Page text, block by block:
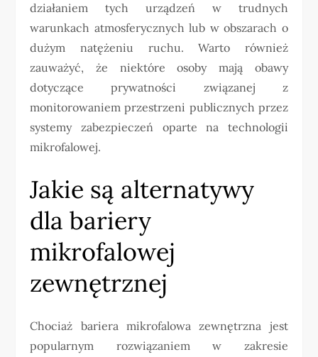
działaniem tych urządzeń w trudnych
warunkach atmosferycznych lub w obszarach o
dużym natężeniu ruchu. Warto również
zauważyć, że niektóre osoby mają obawy
dotyczące prywatności związanej z
monitorowaniem przestrzeni publicznych przez
systemy zabezpieczeń oparte na technologii
mikrofalowej.
Jakie są alternatywy
dla bariery
mikrofalowej
zewnętrznej
Chociaż bariera mikrofalowa zewnętrzna jest
popularnym rozwiązaniem w zakresie